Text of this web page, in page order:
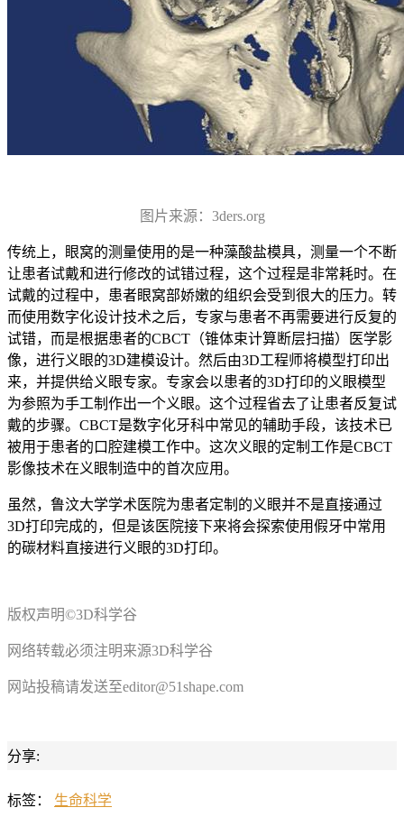
图片来源：3ders.org
传统上，眼窝的测量使用的是一种藻酸盐模具，测量一个不断
让患者试戴和进行修改的试错过程，这个过程是非常耗时。在
试戴的过程中，患者眼窝部娇嫩的组织会受到很大的压力。转
而使用数字化设计技术之后，专家与患者不再需要进行反复的
试错，而是根据患者的CBCT（锥体束计算断层扫描）医学影
像，进行义眼的3D建模设计。然后由3D工程师将模型打印出
来，并提供给义眼专家。专家会以患者的3D打印的义眼模型
为参照为手工制作出一个义眼。这个过程省去了让患者反复试
戴的步骤。CBCT是数字化牙科中常见的辅助手段，该技术已
被用于患者的口腔建模工作中。这次义眼的定制工作是CBCT
影像技术在义眼制造中的首次应用。
虽然，鲁汶大学学术医院为患者定制的义眼并不是直接通过
3D打印完成的，但是该医院接下来将会探索使用假牙中常用
的碳材料直接进行义眼的3D打印。
版权声明©3D科学谷
网络转载必须注明来源3D科学谷
网站投稿请发送至editor@51shape.com
分享:
标签： 生命科学